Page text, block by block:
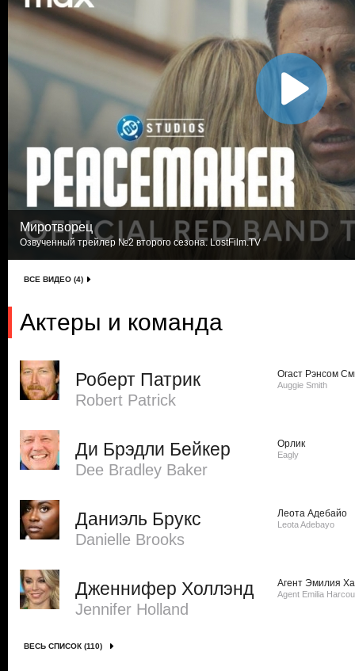
Миротворец
Озвученный трейлер №2 второго сезона. LostFilm.TV
ВСЕ ВИДЕО (4)
Актеры и команда
Роберт Патрик
Robert Patrick
Огаст Рэнсом
Auggie Smith
Ди Брэдли Бейкер
Dee Bradley Baker
Орлик
Eagly
Даниэль Брукс
Danielle Brooks
Леота Адебайо
Leota Adebayo
Дженнифер Холлэнд
Jennifer Holland
Агент Эмилия
Agent Emilia
ВЕСЬ СПИСОК (110)